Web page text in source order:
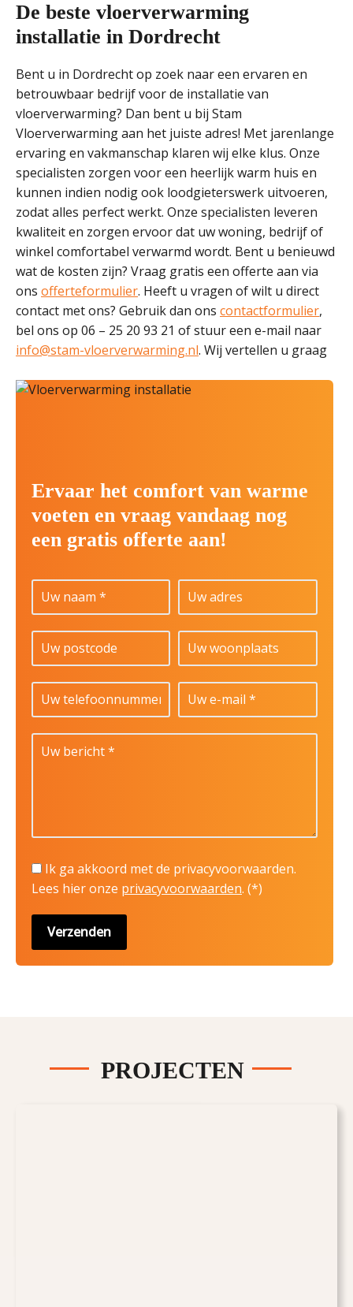
De beste vloerverwarming
installatie in Dordrecht
Bent u in Dordrecht op zoek naar een ervaren en
betrouwbaar bedrijf voor de installatie van
vloerverwarming? Dan bent u bij Stam
Vloerverwarming aan het juiste adres! Met jarenlange
ervaring en vakmanschap klaren wij elke klus. Onze
specialisten zorgen voor een heerlijk warm huis en
kunnen indien nodig ook loodgieterswerk uitvoeren,
zodat alles perfect werkt. Onze specialisten leveren
kwaliteit en zorgen ervoor dat uw woning, bedrijf of
winkel comfortabel verwarmd wordt. Bent u benieuwd
wat de kosten zijn? Vraag gratis een offerte aan via
ons offerteformulier. Heeft u vragen of wilt u direct
contact met ons? Gebruik dan ons contactformulier,
bel ons op 06 – 25 20 93 21 of stuur een e-mail naar
info@stam-vloerverwarming.nl. Wij vertellen u graag
Ervaar het comfort van warme
voeten en vraag vandaag nog
een gratis offerte aan!
Ik ga akkoord met de privacyvoorwaarden.
Lees hier onze privacyvoorwaarden. (*)
PROJECTEN